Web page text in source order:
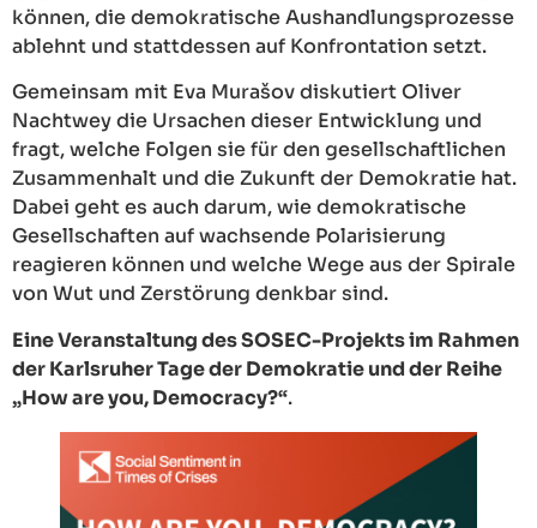
können, die demokratische Aushandlungsprozesse
ablehnt und stattdessen auf Konfrontation setzt.
Gemeinsam mit Eva Murašov diskutiert Oliver
Nachtwey die Ursachen dieser Entwicklung und
fragt, welche Folgen sie für den gesellschaftlichen
Zusammenhalt und die Zukunft der Demokratie hat.
Dabei geht es auch darum, wie demokratische
Gesellschaften auf wachsende Polarisierung
reagieren können und welche Wege aus der Spirale
von Wut und Zerstörung denkbar sind.
Eine Veranstaltung des SOSEC-Projekts im Rahmen
der Karlsruher Tage der Demokratie und der Reihe
„How are you, Democracy?“.